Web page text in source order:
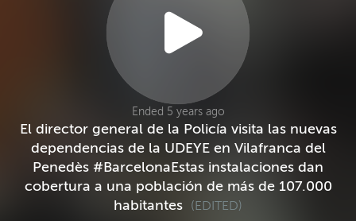
Ended 5 years ago
El director general de la Policía visita las nuevas
dependencias de la UDEYE en Vilafranca del
Penedès #BarcelonaEstas instalaciones dan
cobertura a una población de más de 107.000
habitantes
(EDITED)